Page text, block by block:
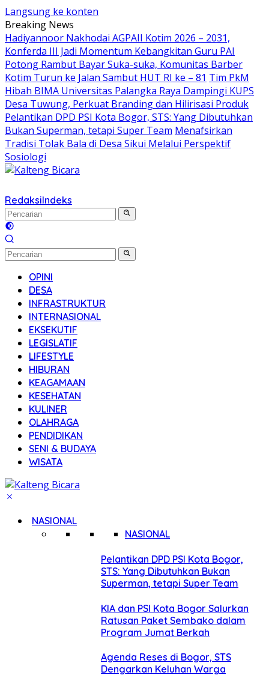
Langsung ke konten
Breaking News
Hadiyannoor Nakhodai AGPAII Kotim 2026 – 2031,
Konferda III Jadi Momentum Kebangkitan Guru PAI
Potong Rambut Bayar Suka-suka, Komunitas Barber
Kotim Turun ke Jalan Sambut HUT RI ke – 81 Tim PkM
Hibah BIMA Universitas Palangka Raya Dampingi KUPS
Desa Tuwung, Perkuat Branding dan Hilirisasi Produk
Pelantikan DPD PSI Kota Bogor, STS: Yang Dibutuhkan
Bukan Superman, tetapi Super Team Menafsirkan
Tradisi Tolak Bala di Desa Sikui Melalui Perspektif
Sosiologi
RedaksiIndeks
OPINI
DESA
INFRASTRUKTUR
INTERNASIONAL
EKSEKUTIF
LEGISLATIF
LIFESTYLE
HIBURAN
KEAGAMAAN
KESEHATAN
KULINER
OLAHRAGA
PENDIDIKAN
SENI & BUDAYA
WISATA
NASIONAL
NASIONAL
Pelantikan DPD PSI Kota Bogor,
STS: Yang Dibutuhkan Bukan
Superman, tetapi Super Team
KIA dan PSI Kota Bogor Salurkan
Ratusan Paket Sembako dalam
Program Jumat Berkah
Agenda Reses di Bogor, STS
Dengarkan Keluhan Warga